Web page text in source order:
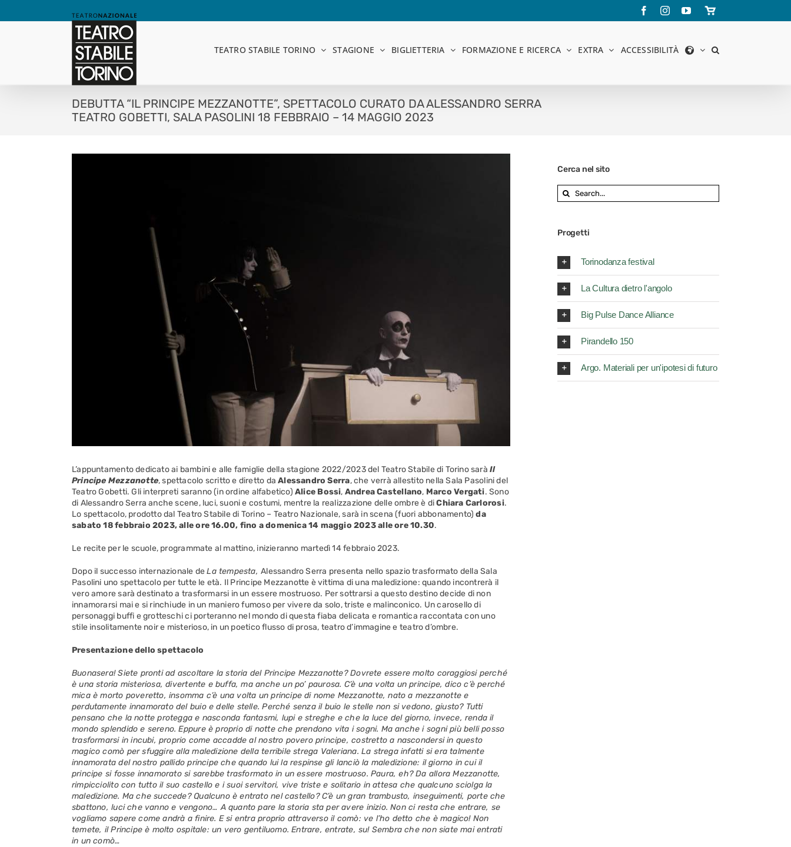
FacebookInstagramYouTube
Store
online
TEATRO STABILE TORINO STAGIONE BIGLIETTERIA FORMAZIONE E RICERCA EXTRA ACCESSIBILITÀ
DEBUTTA “IL PRINCIPE MEZZANOTTE”, SPETTACOLO CURATO DA ALESSANDRO SERRA
TEATRO GOBETTI, SALA PASOLINI 18 FEBBRAIO – 14 MAGGIO 2023
L’appuntamento dedicato ai bambini e alle famiglie della stagione 2022/2023 del Teatro Stabile di Torino saràIl
Principe Mezzanotte, spettacolo scritto e diretto daAlessandro Serra, che verrà allestito nella Sala Pasolini del
Teatro Gobetti. Gli interpreti saranno (in ordine alfabetico)Alice Bossi, AndreaCastellano, Marco Vergati. Sono
di Alessandro Serra anche scene, luci, suoni e costumi, mentre la realizzazione delle ombre è diChiara Carlorosi.
Lo spettacolo, prodotto dal Teatro Stabile di Torino – Teatro Nazionale, sarà in scena (fuori abbonamento)da
sabato 18 febbraio 2023, alle ore 16.00, fino a domenica 14 maggio 2023 alle ore 10.30.
Le recite per le scuole, programmate al mattino, inizieranno martedì 14 febbraio 2023.
Dopo il successo internazionale deLa tempesta,Alessandro Serra presenta nello spazio trasformato della Sala
Pasolini uno spettacolo per tutte le età. Il Principe Mezzanotte è vittima di una maledizione: quando incontrerà il
vero amore sarà destinato a trasformarsi in un essere mostruoso. Per sottrarsi a questo destino decide di non
innamorarsi mai e si rinchiude in un maniero fumoso per vivere da solo, triste e malinconico. Un carosello di
personaggi buffi e grotteschi ci porteranno nel mondo di questa fiaba delicata e romantica raccontata con uno
stile insolitamente noir e misterioso, in un poetico flusso di prosa, teatro d’immagine e teatro d’ombre.
Presentazione dello spettacolo
Buonasera! Siete pronti ad ascoltare la storia del Principe Mezzanotte? Dovrete essere molto coraggiosi perché
è una storia misteriosa, divertente e buffa, ma anche un po’ paurosa. C’è una volta un principe, dico c’è perché
mica è morto poveretto, insomma c’è una volta un principe di nome Mezzanotte, nato a mezzanotte e
perdutamente innamorato del buio e delle stelle. Perché senza il buio le stelle non si vedono, giusto? Tutti
pensano che la notte protegga e nasconda fantasmi, lupi e streghe e che la luce del giorno, invece, renda il
mondo splendido e sereno. Eppure è proprio di notte che prendono vita i sogni. Ma anche i sogni più belli posso
trasformarsi in incubi, proprio come accadde al nostro povero principe, costretto a nascondersi in questo
magico comò per sfuggire alla maledizione della terribile strega Valeriana. La strega infatti si era talmente
innamorata del nostro pallido principe che quando lui la respinse gli lanciò la maledizione: il giorno in cui il
principe si fosse innamorato si sarebbe trasformato in un essere mostruoso. Paura, eh? Da allora Mezzanotte,
rimpicciolito con tutto il suo castello e i suoi servitori, vive triste e solitario in attesa che qualcuno sciolga la
maledizione. Ma che succede? Qualcuno è entrato nel castello? C’è un gran trambusto, inseguimenti, porte che
sbattono, luci che vanno e vengono… A quanto pare la storia sta per avere inizio. Non ci resta che entrare, se
vogliamo sapere come andrà a finire. E si entra proprio attraverso il comò: ve l’ho detto che è magico! Non
temete, il Principe è molto ospitale: un vero gentiluomo. Entrare, entrate, su! Sembra che non siate mai entrati
in un comò…
Cerca nel sito
Search
for:
Progetti
Torinodanza festival
La Cultura dietro l'angolo
Big Pulse Dance Alliance
Pirandello 150
Argo. Materiali per un'ipotesi di futuro